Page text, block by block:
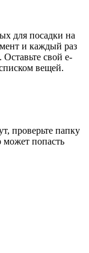
для посадки на
и каждый раз
свой e-
вещей.
проверьте папку
может попасть